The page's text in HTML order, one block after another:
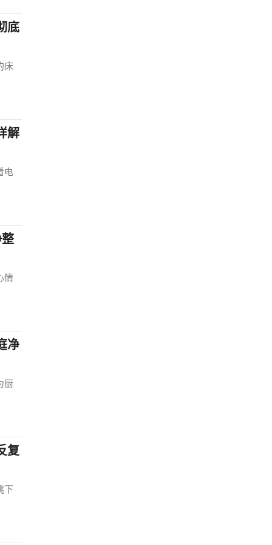
底
床
解
电
情
净
厨
复
下